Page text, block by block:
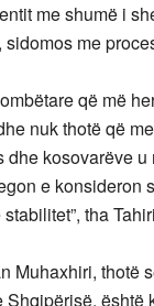
me shumë i
me
që më
nuk thotë që
kosovarëve
e konsideron
tha
Muhaxhiri, thotë
është